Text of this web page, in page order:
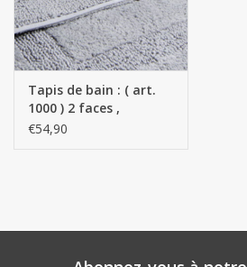
Tapis de bain : ( art.
1000 ) 2 faces ,
réversible ( 100 %
€54,90